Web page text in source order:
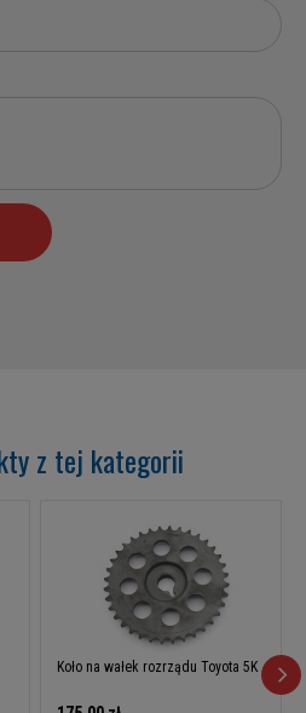
z tej kategorii
Koło na wałek rozrządu Toyota 5K